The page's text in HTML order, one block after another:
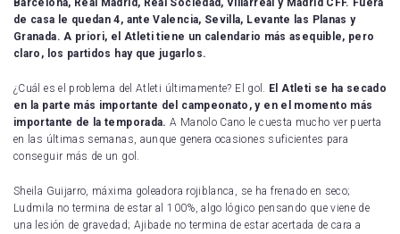
de casa le quedan 4, ante Valencia, Sevilla, Levante las Planas y
Granada. A priori, el Atleti tiene un calendario más asequible, pero
claro, los partidos hay que jugarlos.
¿Cuál es el problema del Atleti últimamente? El gol. El Atleti se ha secado
en la parte más importante del campeonato, y en el momento más
importante de la temporada. A Manolo Cano le cuesta mucho ver puerta
en las últimas semanas, aunque genera ocasiones suficientes para
conseguir más de un gol.
Sheila Guijarro, máxima goleadora rojiblanca, se ha frenado en seco;
Ludmila no termina de estar al 100%, algo lógico pensando que viene de
una lesión de gravedad; Ajibade no termina de estar acertada de cara a